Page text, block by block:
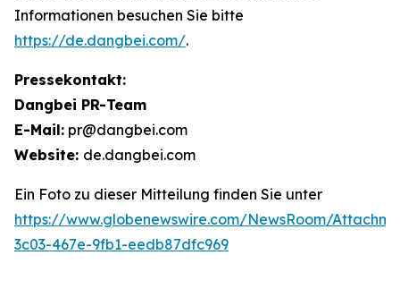
Informationen besuchen Sie bitte
https://de.dangbei.com/.
Pressekontakt:
Dangbei PR-Team
E-Mail: pr@dangbei.com
Website: de.dangbei.com
Ein Foto zu dieser Mitteilung finden Sie unter
https://www.globenewswire.com/NewsRoom/
3c03-467e-9fb1-eedb87dfc969